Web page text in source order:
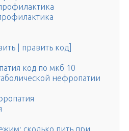
| править код]
код по мкб 10
нефропатии
сколько пить при